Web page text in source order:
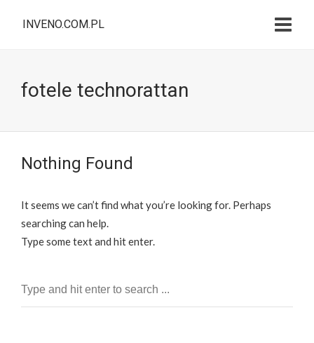
INVENO.COM.PL
fotele technorattan
Nothing Found
It seems we can’t find what you’re looking for. Perhaps
searching can help.
Type some text and hit enter.